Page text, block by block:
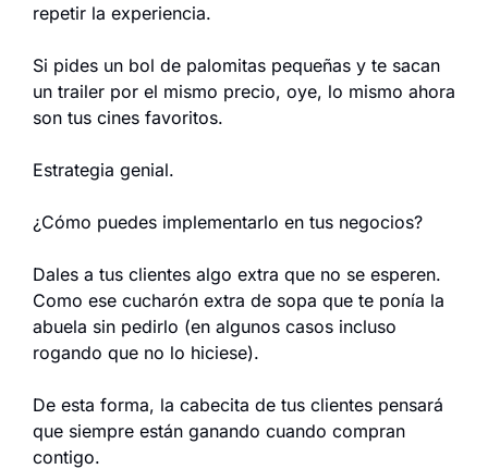
repetir la experiencia.
Si pides un bol de palomitas pequeñas y te sacan
un trailer por el mismo precio, oye, lo mismo ahora
son tus cines favoritos.
Estrategia genial.
¿Cómo puedes implementarlo en tus negocios?
Dales a tus clientes algo extra que no se esperen.
Como ese cucharón extra de sopa que te ponía la
abuela sin pedirlo (en algunos casos incluso
rogando que no lo hiciese).
De esta forma, la cabecita de tus clientes pensará
que siempre están ganando cuando compran
contigo.